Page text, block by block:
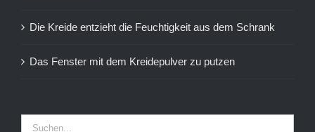
Die Kreide entzieht die Feuchtigkeit aus dem Schrank
Das Fenster mit dem Kreidepulver zu putzen